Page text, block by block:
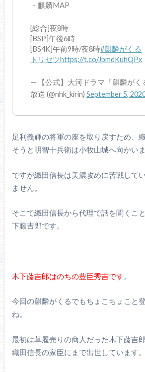
・麒麟MAP
[総合]夜8時
[BSP]午後6時
[BS4K]午前9時/夜8時#麒麟がくる
トリセツhttps://t.co/JpmdKuhQPx
— 【公式】大河ドラマ「麒麟がく
放送 (@nhk_kirin)September 5,
足利義輝の将軍の座を取り戻すため、
そうと明智十兵衛は小牧山城へ向かいま
ですが織田信長は美濃攻めに苦戦して
ません。
そこで織田信長から代理で話を聞くこ
下藤吉郎です。
木下藤吉郎はのちの豊臣秀吉です
今回の麒麟がくるでもちょこちょこと
ね。
最初は草履売りの商人だった木下藤吉
織田信長の家臣にまで出世しています。